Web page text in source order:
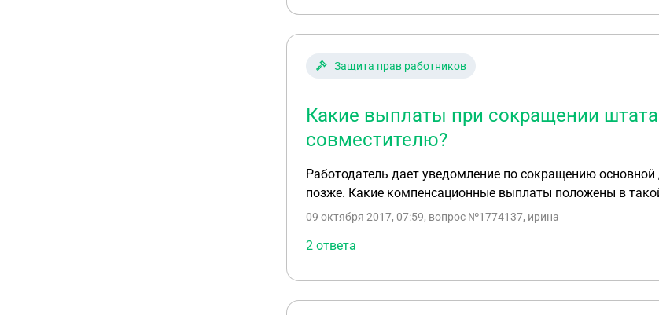
Защита прав работников
Какие выплаты при сокращении
совместителю?
Работодатель дает уведомление по сокращению
позже. Какие компенсационные выплаты положены в
09 октября 2017, 07:59, вопрос №1774137, ирина
2 ответа